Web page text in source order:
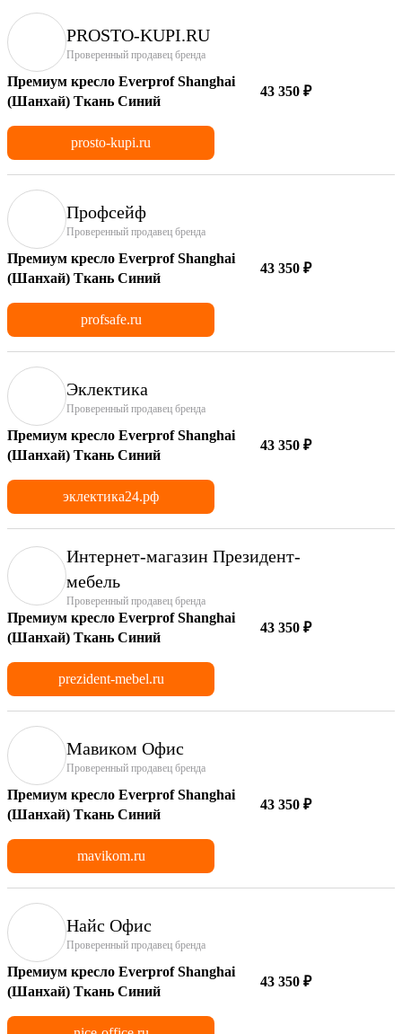
PROSTO-KUPI.RU
Проверенный продавец бренда
Премиум кресло Everprof Shanghai
(Шанхай) Ткань Синий
43 350 ₽
prosto-kupi.ru
Профсейф
Проверенный продавец бренда
Премиум кресло Everprof Shanghai
(Шанхай) Ткань Синий
43 350 ₽
profsafe.ru
Эклектика
Проверенный продавец бренда
Премиум кресло Everprof Shanghai
(Шанхай) Ткань Синий
43 350 ₽
эклектика24.рф
Интернет-магазин Президент-
мебель
Проверенный продавец бренда
Премиум кресло Everprof Shanghai
(Шанхай) Ткань Синий
43 350 ₽
prezident-mebel.ru
Мавиком Офис
Проверенный продавец бренда
Премиум кресло Everprof Shanghai
(Шанхай) Ткань Синий
43 350 ₽
mavikom.ru
Найс Офис
Проверенный продавец бренда
Премиум кресло Everprof Shanghai
(Шанхай) Ткань Синий
43 350 ₽